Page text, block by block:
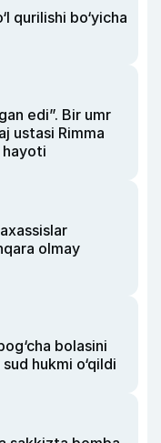
qurilishi bo‘yicha
edi”. Bir umr
ustasi Rimma
hayoti
olmay
bolasini
hukmi o‘qildi